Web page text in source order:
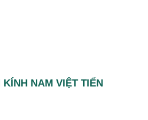
KÍNH NAM VIỆT TIẾN